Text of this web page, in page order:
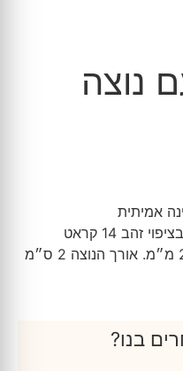
נוצה
אמיתית
בנו?